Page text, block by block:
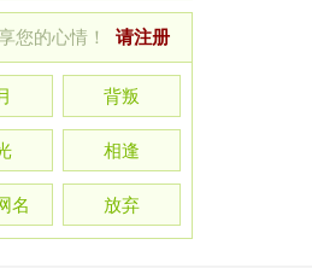
请注册
您的心情！
背叛
相逢
名 放弃